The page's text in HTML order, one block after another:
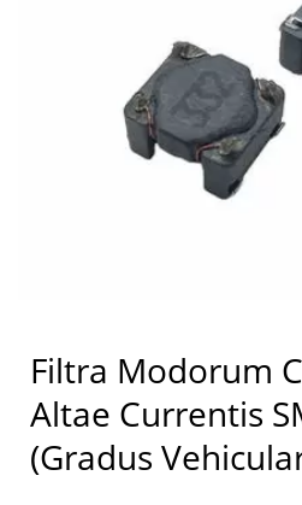
Filtra Modorum
Altae Currentis
(gradus